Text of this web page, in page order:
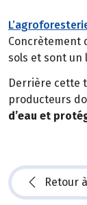
Concrètement
sols et sont un
Derrière cette
producteurs
d’eau et
Retour